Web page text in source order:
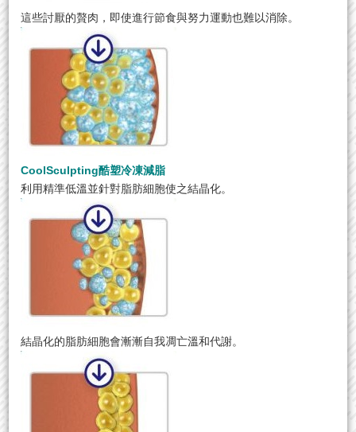
這些討厭的贅肉，即使進行節食與努力運動也難以消除。
CoolSculpting酷塑冷凍減脂
利用精準低溫並針對脂肪細胞使之結晶化。
結晶化的脂肪細胞會漸漸自我凋亡溫和代謝。